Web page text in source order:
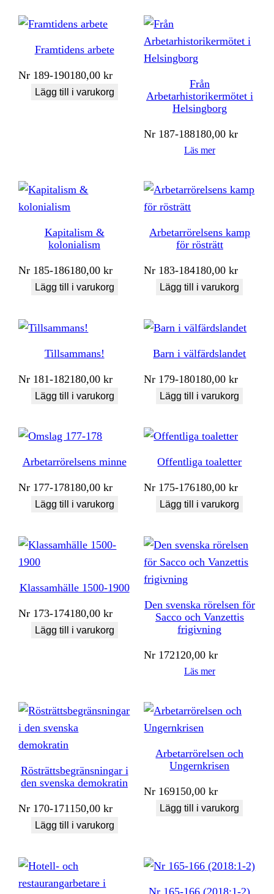
Framtidens arbete
Nr 189-190180,00kr
Lägg till i varukorg
Från
Arbetarhistorikermötet i
Helsingborg
Nr 187-188180,00kr
Läs mer
Kapitalism &
kolonialism
Nr 185-186180,00kr
Lägg till i varukorg
Arbetarrörelsens kamp
för rösträtt
Nr 183-184180,00kr
Lägg till i varukorg
Tillsammans!
Nr 181-182180,00kr
Lägg till i varukorg
Barn i välfärdslandet
Nr 179-180180,00kr
Lägg till i varukorg
Arbetarrörelsens minne
Nr 177-178180,00kr
Lägg till i varukorg
Offentliga toaletter
Nr 175-176180,00kr
Lägg till i varukorg
Klassamhälle 1500-1900
Nr 173-174180,00kr
Lägg till i varukorg
Den svenska rörelsen för
Sacco och Vanzettis
frigivning
Nr 172120,00kr
Läs mer
Rösträttsbegränsningar i
den svenska demokratin
Nr 170-171150,00kr
Lägg till i varukorg
Arbetarrörelsen och
Ungernkrisen
Nr 169150,00kr
Lägg till i varukorg
Nr 165-166 (2018:1-2)